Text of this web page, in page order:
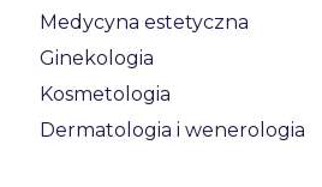
Medycyna estetyczna
Ginekologia
Kosmetologia
Dermatologia i wenerologia